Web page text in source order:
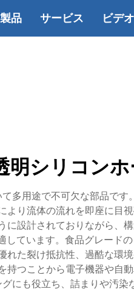
製品 サービス ビデオ
明シリコンホ
多用途で不可欠な部品で
り流体の流れを即座に目
設計されておりながら、
ています。食品グレード
た裂け抵抗性、過酷な環
つことから電子機器や自
にも役立ち、詰まりや汚染